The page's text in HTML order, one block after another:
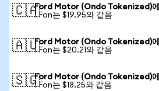
🇨🇦Ford Motor (Ondo Tokenized)에
1 Fon는 $19.95와 같음
🇦🇺Ford Motor (Ondo Tokenized)에
1 Fon는 $20.21와 같음
🇸🇬Ford Motor (Ondo Tokenized)에
1 Fon는 $18.25와 같음